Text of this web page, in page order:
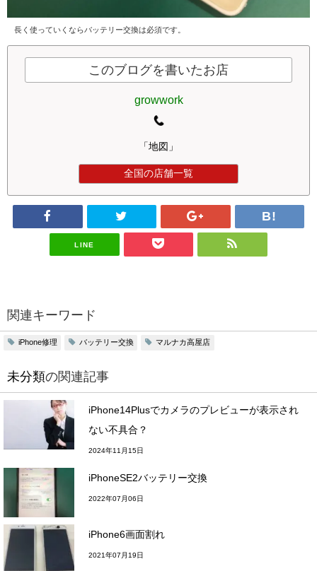
長く使っていくならバッテリー交換は必須です。
このブログを書いたお店
growwork
「地図」
全国の店舗一覧
LINE
関連キーワード
iPhone修理 バッテリー交換 マルナカ高屋店
未分類の関連記事
iPhone14Plusでカメラのプレビューが表示され
ない不具合？
2024年11月15日
iPhoneSE2バッテリー交換
2022年07月06日
iPhone6画面割れ
2021年07月19日